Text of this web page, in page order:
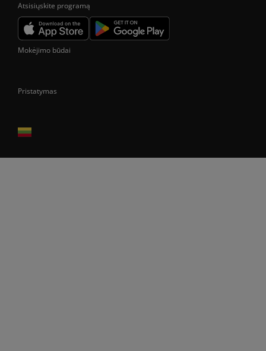
Atsisiųskite programą
Mokėjimo būdai
Pristatymas